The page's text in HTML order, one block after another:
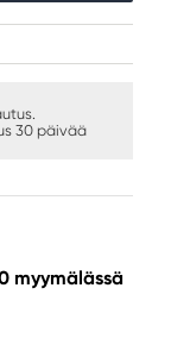
30 päivää
myymälässä